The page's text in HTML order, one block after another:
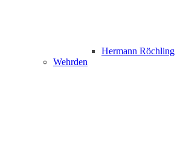
Hermann Röchling
Wehrden